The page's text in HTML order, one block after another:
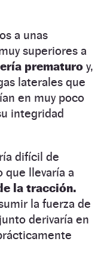
a unas
superiores a
prematuro y,
laterales que
en muy poco
integridad
difícil de
que llevaría a
la tracción.
la fuerza de
derivaría en